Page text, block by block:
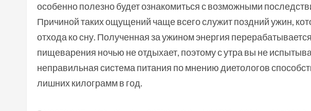
особенно полезно будет ознакомиться с возможными
Причиной таких ощущений чаще всего служит поздний ужин,
отхода ко сну. Полученная за ужином энергия
пищеварения ночью не отдыхает, поэтому с утра вы не
неправильная система питания по мнению диетологов
лишних килограмм в год.